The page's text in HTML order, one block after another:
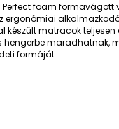
foam
ergonómiai
matracok teljesen
maradhatnak,
formáját.